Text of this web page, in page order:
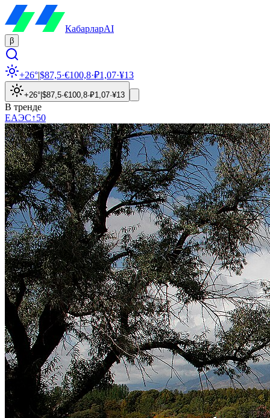
КабарларAI
β
+26°|$87,5·€100,8·₽1,07·¥13
+26° $87,5·€100,8·₽1,07·¥13
В тренде
ЕАЭС↑50